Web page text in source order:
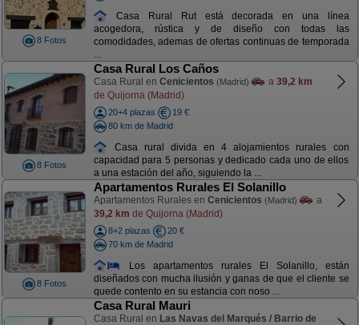
8 Fotos
Casa Rural Rut está decorada en una línea
acogedora, rústica y de diseño con todas las
comodidades, ademas de ofertas continuas de temporada
...
8 Fotos
Casa Rural Los Caños
Casa Rural en Cenicientos (Madrid) a 39,2 km
de Quijorna (Madrid)
20+4 plazas
19 €
80 km de Madrid
Casa rural divida en 4 alojamientos rurales con
capacidad para 5 personas y dedicado cada uno de ellos
a una estación del año, siguiendo la ...
8 Fotos
Apartamentos Rurales El Solanillo
Apartamentos Rurales en Cenicientos (Madrid)
a
39,2 km de Quijorna (Madrid)
8+2 plazas
20 €
70 km de Madrid
Los apartamentos rurales El Solanillo, están
diseñados con mucha ilusión y ganas de que el cliente se
quede contento en su estancia con noso ...
Casa Rural Mauri
Casa Rural en Las Navas del Marqués / Barrio de